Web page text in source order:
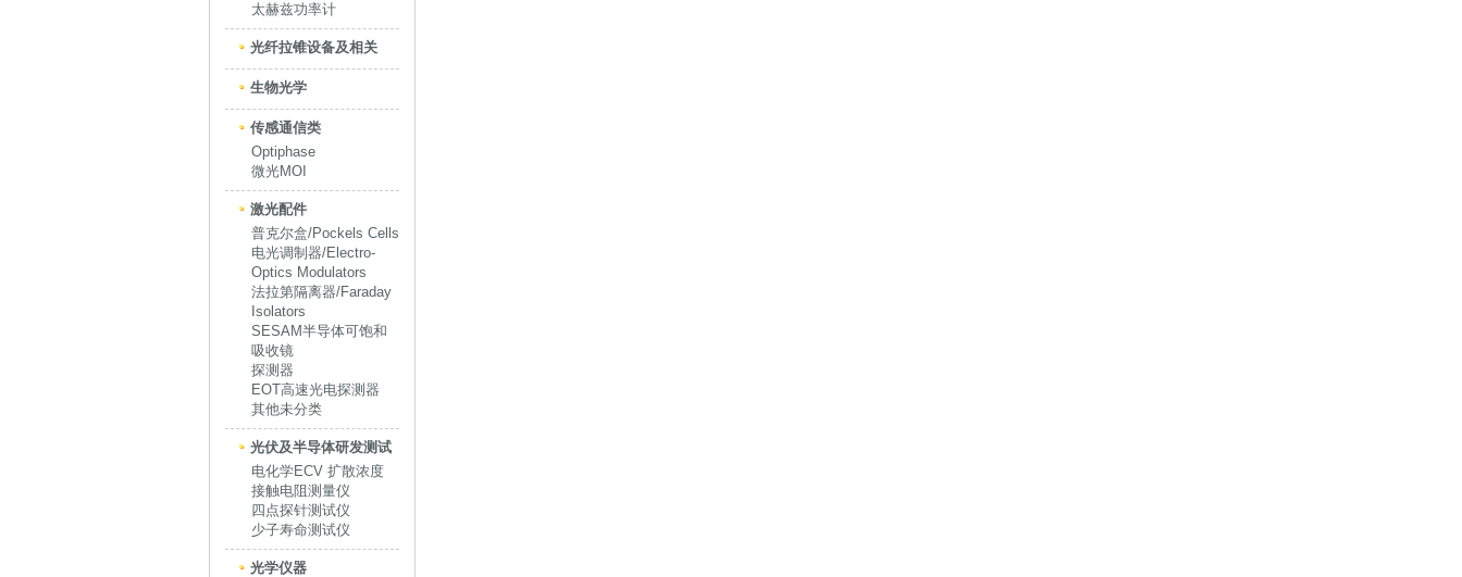
太赫兹功率计
光纤拉锥设备及相关
生物光学
传感通信类
Optiphase
微光MOI
激光配件
普克尔盒/Pockels Cells
电光调制器/Electro-
Optics Modulators
法拉第隔离器/Faraday
Isolators
SESAM半导体可饱和
吸收镜
探测器
EOT高速光电探测器
其他未分类
光伏及半导体研发测试
电化学ECV 扩散浓度
接触电阻测量仪
四点探针测试仪
少子寿命测试仪
光学仪器